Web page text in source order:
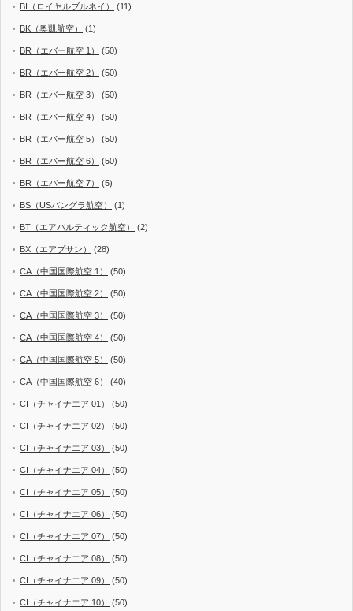
BI（ロイヤルブルネイ） (11)
BK（奥凱航空） (1)
BR（エバー航空 1） (50)
BR（エバー航空 2） (50)
BR（エバー航空 3） (50)
BR（エバー航空 4） (50)
BR（エバー航空 5） (50)
BR（エバー航空 6） (50)
BR（エバー航空 7） (5)
BS（USバングラ航空） (1)
BT（エアバルティック航空） (2)
BX（エアプサン） (28)
CA（中国国際航空 1） (50)
CA（中国国際航空 2） (50)
CA（中国国際航空 3） (50)
CA（中国国際航空 4） (50)
CA（中国国際航空 5） (50)
CA（中国国際航空 6） (40)
CI（チャイナエア 01） (50)
CI（チャイナエア 02） (50)
CI（チャイナエア 03） (50)
CI（チャイナエア 04） (50)
CI（チャイナエア 05） (50)
CI（チャイナエア 06） (50)
CI（チャイナエア 07） (50)
CI（チャイナエア 08） (50)
CI（チャイナエア 09） (50)
CI（チャイナエア 10） (50)